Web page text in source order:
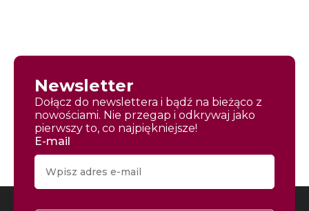
Newsletter
Dołącz do newslettera i bądź na bieżąco z
nowościami. Nie przegap i odkrywaj jako
pierwszy to, co najpiękniejsze!
E-mail